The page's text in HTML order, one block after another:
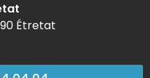
Étretat